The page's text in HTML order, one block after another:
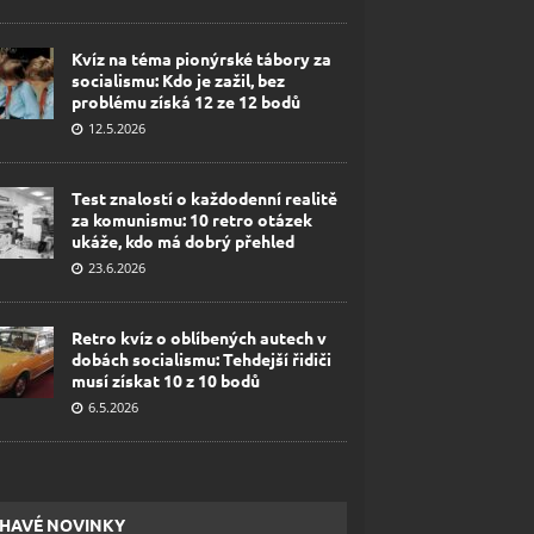
Kvíz na téma pionýrské tábory za
socialismu: Kdo je zažil, bez
problému získá 12 ze 12 bodů
12.5.2026
Test znalostí o každodenní realitě
za komunismu: 10 retro otázek
ukáže, kdo má dobrý přehled
23.6.2026
Retro kvíz o oblíbených autech v
dobách socialismu: Tehdejší řidiči
musí získat 10 z 10 bodů
6.5.2026
NOVINKY